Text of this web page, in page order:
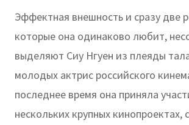
Эффектная внешность и сразу две
которые она одинаково любит,
выделяют Сиу Нгуен из плеяды
молодых актрис российского
последнее время она приняла
нескольких крупных кинопроектах,